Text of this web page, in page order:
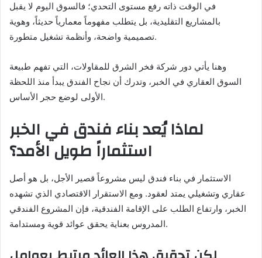
في الوقت ذاته رفع مستوى التحدي؛ فالسوق اليوم لا يقبل
بالمشاريع التقليدية، بل يتطلب مفهوماً معمارياً حديثاً، وهوية
تصميمية واضحة، وأنظمة تشغيل متطورة.
وهنا يأتي دور شركة فخر الشرق للمقاولات، التي تفهم طبيعة
السوق العقاري في الخبر، وتدرك أن نجاح الفندق يبدأ منذ اللحظة
الأولى لوضع حجر الأساس.
لماذا يُعد بناء فندق في الخبر
استثماراً طويل الأمد؟
الاستثمار في بناء فندق ليس مشروعاً قصير الأجل، بل هو أصل
عقاري وتشغيلي يمتد لعقود. ومع الاستقرار الاقتصادي الذي تشهده
الخبر، وارتفاع الطلب على الإقامة الفندقية، فإن المشروع الفندقي
المدروس بعناية يحقق عوائد قوية ومستدامة.